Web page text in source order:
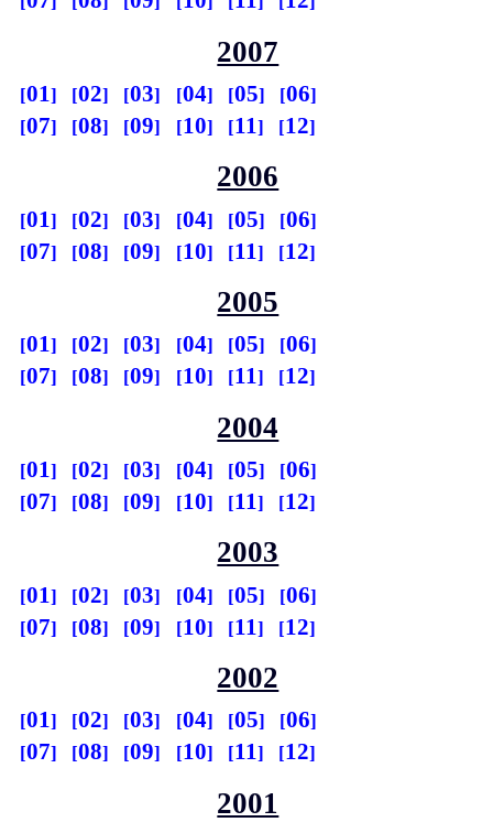
2007
01 02 03 04 05
06
07
08 09 10 11 12
2006
01 02 03 04 05
06
07
08 09 10 11 12
2005
01 02 03 04 05
06
07
08 09 10 11 12
2004
01 02 03 04 05
06
07
08 09 10 11 12
2003
01 02 03 04 05
06
07
08 09 10 11 12
2002
01 02 03 04 05
06
07
08 09 10 11 12
2001